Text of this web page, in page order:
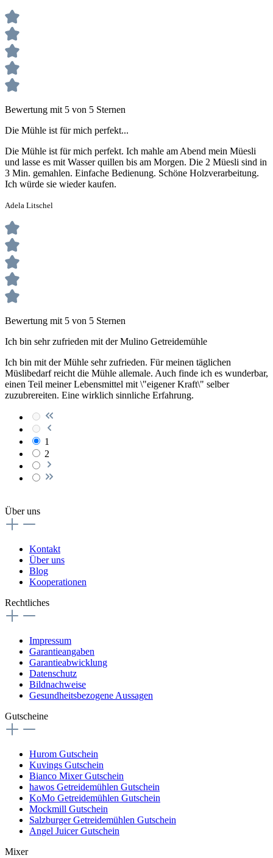
Bewertung mit 5 von 5 Sternen
Die Mühle ist für mich perfekt...
Die Mühle ist für mich perfekt. Ich mahle am Abend mein Müesli
und lasse es mit Wasser quillen bis am Morgen. Die 2 Müesli sind in
3 Min. gemahlen. Einfache Bedienung. Schöne Holzverarbeitung.
Ich würde sie wieder kaufen.
Adela Litschel
Bewertung mit 5 von 5 Sternen
Ich bin sehr zufrieden mit der Mulino Getreidemühle
Ich bin mit der Mühle sehr zufrieden. Für meinen täglichen
Müslibedarf reicht die Mühle allemale. Auch finde ich es wunderbar,
einen Teil meiner Lebensmittel mit \"eigener Kraft\" selber
zuzubrereiten. Eine wirklich sinnliche Erfahrung.
1
2
Über uns
Kontakt
Über uns
Blog
Kooperationen
Rechtliches
Impressum
Garantieangaben
Garantieabwicklung
Datenschutz
Bildnachweise
Gesundheitsbezogene Aussagen
Gutscheine
Hurom Gutschein
Kuvings Gutschein
Bianco Mixer Gutschein
hawos Getreidemühlen Gutschein
KoMo Getreidemühlen Gutschein
Mockmill Gutschein
Salzburger Getreidemühlen Gutschein
Angel Juicer Gutschein
Mixer